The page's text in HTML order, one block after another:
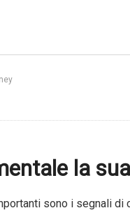
la
sono i segnali